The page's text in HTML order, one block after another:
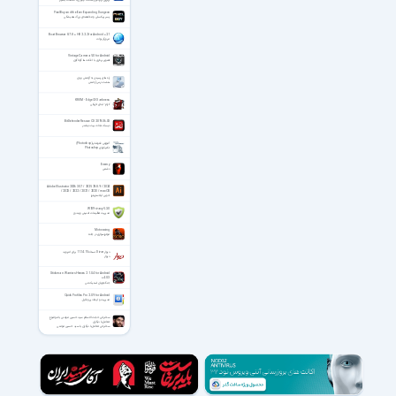
Pixel Boy and the Ever Expanding Dungeon
پسر پیکسلی و مخمصه‌ی بزرگ همیشگی
Boat Browser 8.7.8 + HD 2.2.2 for Android +2.1
مرورگر بوات
Vintage Camera 5.0 for Android
تصویر برداری با افکت ها گوناگون
راه های رسیدن به آرامش درون
هشت درس آرامش
KRUM - Edge Of Darkness
کرام - لبه‌ی تاریکی
BitDefender Rescue CD 2019.06.03
دیسک نجات بیت دیفندر
آموزش فتوشاپ(Photoshop)
تکنیکهای Photoshop
Enemy
دشمن
Adobe Illustrator 2026 30.7 / 2025 29.8.9 / 2024
/ 2023 / 2022 / 2021 / 2020 / macOS
ادوبی ایلاستریتور
W10Privacy 5.3.0
مدیریت تنظیمات امنیتی ویندوز
Motoracing
موتورسواری در جاده
دیوار Divar نسخه 11.14.15 برای اندروید
دیوار
Stickman Warriors Heroes 2 1.0.4 for Android
+4.0.3
جنگجویان استیک من
Quick Profiles Pro 2.0.9 for Android
مدیریت و ایجاد پروفایل
سخنرانی حجت الاسلام سید حسین مومنی با موضوع
تعامل با دیگران
سخنرانی تعامل با دیگران با سید حسین مومنی